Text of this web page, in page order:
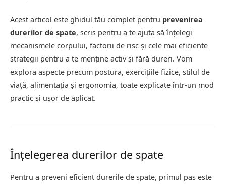
Acest articol este ghidul tău complet pentru prevenirea
durerilor de spate, scris pentru a te ajuta să înțelegi
mecanismele corpului, factorii de risc și cele mai eficiente
strategii pentru a te menține activ și fără dureri. Vom
explora aspecte precum postura, exercițiile fizice, stilul de
viață, alimentația și ergonomia, toate explicate într-un mod
practic și ușor de aplicat.
Înțelegerea durerilor de spate
Pentru a preveni eficient durerile de spate, primul pas este